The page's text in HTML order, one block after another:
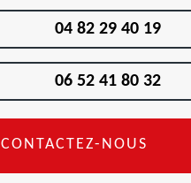
04 82 29 40 19
06 52 41 80 32
CONTACTEZ-NOUS